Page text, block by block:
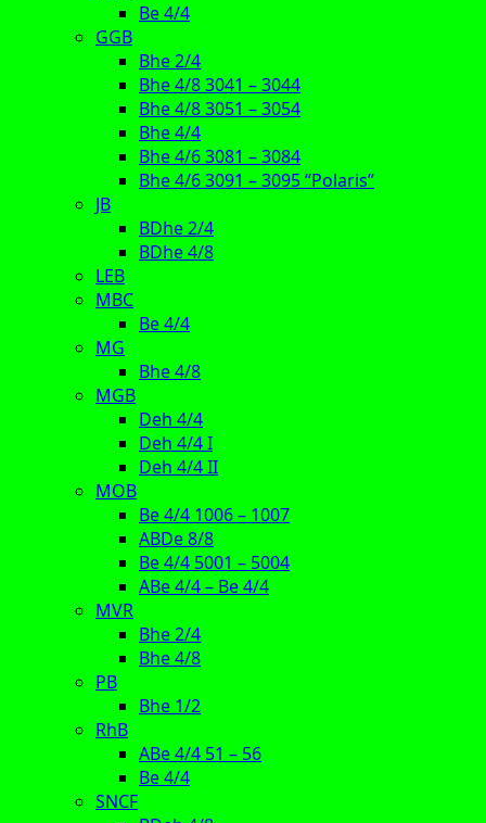
Be 4/4
GGB
Bhe 2/4
Bhe 4/8 3041 – 3044
Bhe 4/8 3051 – 3054
Bhe 4/4
Bhe 4/6 3081 – 3084
Bhe 4/6 3091 – 3095 “Polaris”
JB
BDhe 2/4
BDhe 4/8
LEB
MBC
Be 4/4
MG
Bhe 4/8
MGB
Deh 4/4
Deh 4/4 I
Deh 4/4 II
MOB
Be 4/4 1006 – 1007
ABDe 8/8
Be 4/4 5001 – 5004
ABe 4/4 – Be 4/4
MVR
Bhe 2/4
Bhe 4/8
PB
Bhe 1/2
RhB
ABe 4/4 51 – 56
Be 4/4
SNCF